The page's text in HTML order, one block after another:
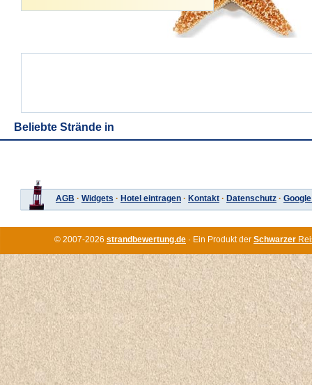
Beliebte Strände in
AGB · Widgets · Hotel eintragen · Kontakt · Datenschutz ·
© 2007-2026 strandbewertung.de · Ein Produkt der Schwarzer